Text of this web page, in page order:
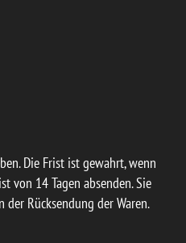
Die Frist ist gewahrt, wenn
von 14 Tagen absenden. Sie
Rücksendung der Waren.